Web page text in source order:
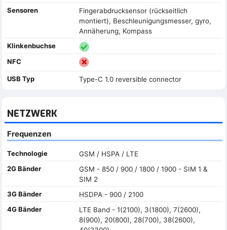
Sensoren
Fingerabdrucksensor (rückseitlich
montiert), Beschleunigungsmesser, gyro,
Annäherung, Kompass
Klinkenbuchse
NFC
USB Typ Type-C 1.0 reversible connector
NETZWERK
Frequenzen
Technologie
GSM / HSPA / LTE
2G Bänder
GSM - 850 / 900 / 1800 / 1900 - SIM 1 &
SIM 2
3G Bänder
HSDPA - 900 / 2100
4G Bänder
LTE Band - 1(2100), 3(1800), 7(2600),
8(900), 20(800), 28(700), 38(2600),